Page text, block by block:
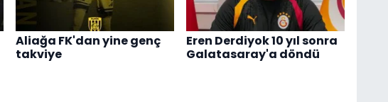
Aliağa FK'dan yine genç
takviye
Eren Derdiyok 10 yıl sonra
Galatasaray'a döndü